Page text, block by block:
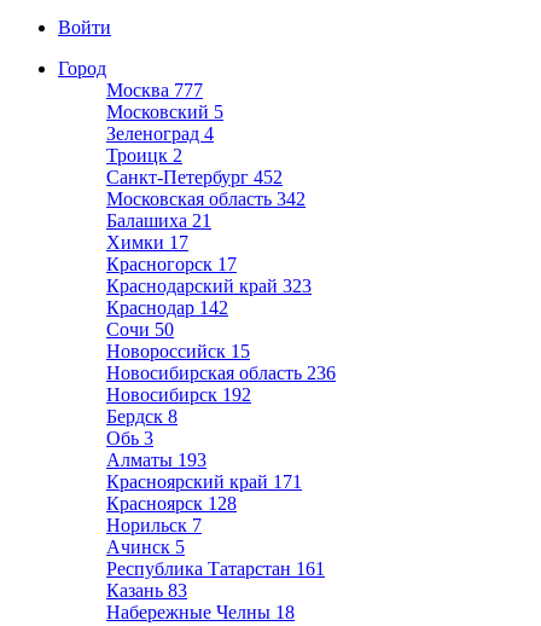
Войти
Город
Москва 777
Московский 5
Зеленоград 4
Троицк 2
Санкт-Петербург 452
Московская область 342
Балашиха 21
Химки 17
Красногорск 17
Краснодарский край 323
Краснодар 142
Сочи 50
Новороссийск 15
Новосибирская область 236
Новосибирск 192
Бердск 8
Обь 3
Алматы 193
Красноярский край 171
Красноярск 128
Норильск 7
Ачинск 5
Республика Татарстан 161
Казань 83
Набережные Челны 18